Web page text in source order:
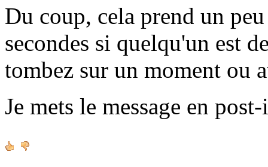
Du coup, cela prend un
secondes si quelqu'un est
tombez sur un moment ou
Je mets le message en